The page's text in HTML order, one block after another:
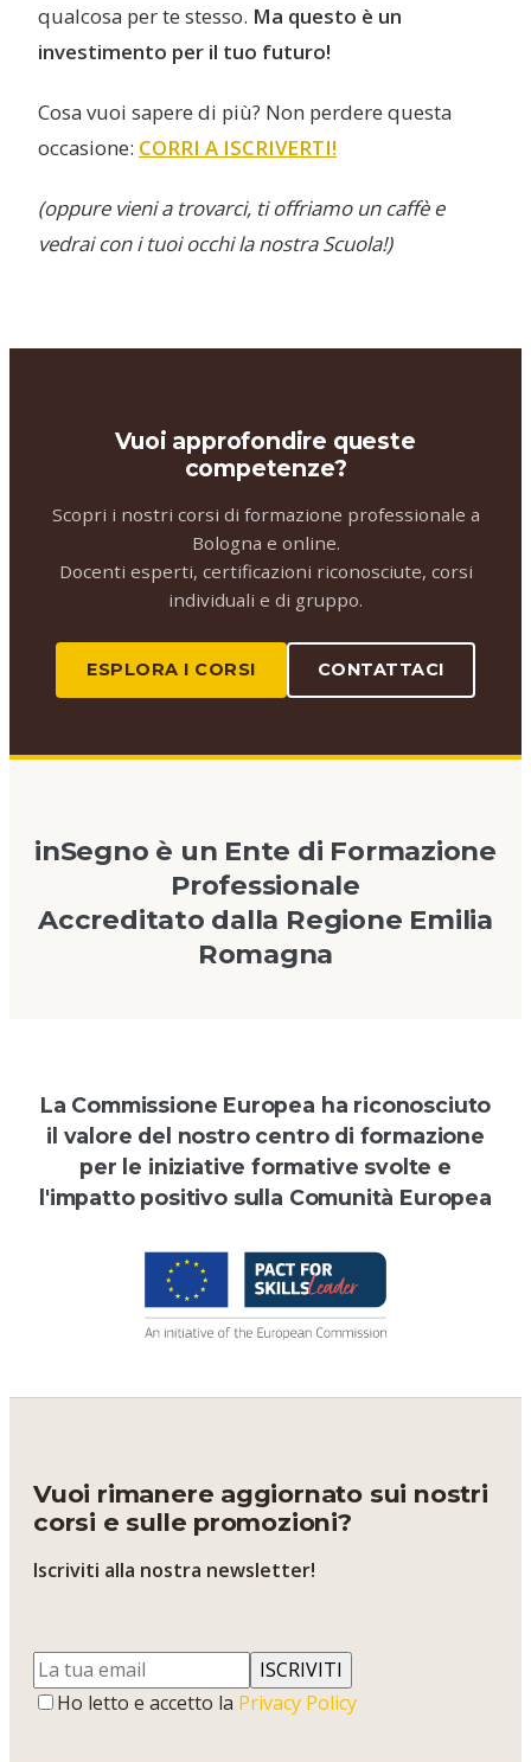
qualcosa per te stesso. Ma questo è un
investimento per il tuo futuro!
Cosa vuoi sapere di più? Non perdere questa
occasione: CORRI A ISCRIVERTI!
(oppure vieni a trovarci, ti offriamo un caffè e
vedrai con i tuoi occhi la nostra Scuola!)
Vuoi approfondire queste
competenze?
Scopri i nostri corsi di formazione professionale a
Bologna e online.
Docenti esperti, certificazioni riconosciute, corsi
individuali e di gruppo.
ESPLORA I CORSI CONTATTACI
inSegno è un Ente di Formazione
Professionale
Accreditato dalla Regione Emilia
Romagna
La Commissione Europea ha riconosciuto
il valore del nostro centro di formazione
per le iniziative formative svolte e
l'impatto positivo sulla Comunità Europea
Vuoi rimanere aggiornato sui nostri
corsi e sulle promozioni?
Iscriviti alla nostra newsletter!
ISCRIVITI
Ho letto e accetto la Privacy Policy